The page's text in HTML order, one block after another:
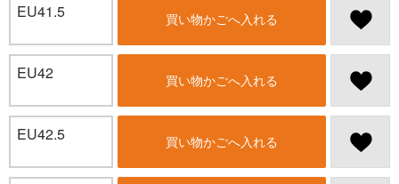
EU41.5 買い物かごへ入れる
EU42 買い物かごへ入れる
EU42.5 買い物かごへ入れる